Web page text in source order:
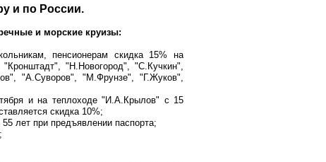
и по России.
и морские круизы:
пенсионерам скидка 15% на
"Н.Новогород", "С.Кучкин",
"А.Суворов", "М.Фрунзе", "Г.Жуков",
и на теплоходе "И.А.Крылов" с 15
скидка 10%;
лет при предъявлении паспорта;